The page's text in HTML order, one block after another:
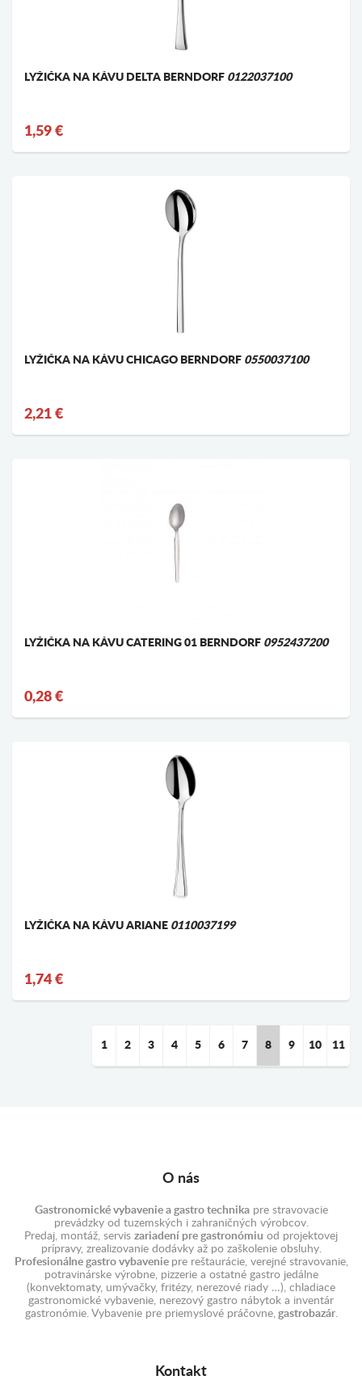
LYŽIČKA NA KÁVU DELTA BERNDORF 0122037100
1,59 €
LYŽIČKA NA KÁVU CHICAGO BERNDORF 0550037100
2,21 €
LYŽIČKA NA KÁVU CATERING 01 BERNDORF 0952437200
0,28 €
LYŽIČKA NA KÁVU ARIANE 0110037199
1,74 €
1 2 3 4 5 6 7 8 9 10 11
O nás
Gastronomické vybavenie a gastro technikapre stravovacie
prevádzky od tuzemských i zahraničných výrobcov.
Predaj, montáž, servis zariadení pre gastronómiu od projektovej
prípravy, zrealizovanie dodávky až po zaškolenie obsluhy.
Profesionálne gastro vybavenie pre reštaurácie, verejné stravovanie,
potravinárske výrobne, pizzerie a ostatné gastro jedálne
(konvektomaty, umývačky, fritézy, nerezové riady …), chladiace
gastronomické vybavenie, nerezový gastro nábytok a inventár
gastronómie. Vybavenie pre priemyslové práčovne,gastrobazár.
Kontakt